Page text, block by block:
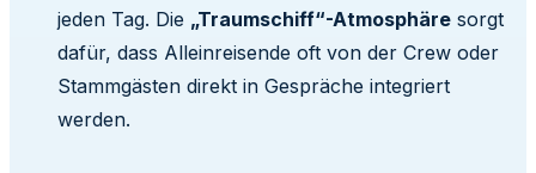
jeden Tag. Die „Traumschiff“-Atmosphäre sorgt
dafür, dass Alleinreisende oft von der Crew oder
Stammgästen direkt in Gespräche integriert
werden.